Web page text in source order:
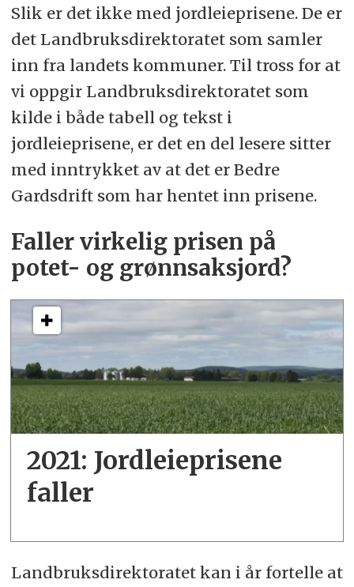
Slik er det ikke med jordleieprisene. De er
det Landbruksdirektoratet som samler
inn fra landets kommuner. Til tross for at
vi oppgir Landbruksdirektoratet som
kilde i både tabell og tekst i
jordleieprisene, er det en del lesere sitter
med inntrykket av at det er Bedre
Gardsdrift som har hentet inn prisene.
Faller virkelig prisen på
potet- og grønnsaksjord?
2021: Jordleie­prisene
faller
Landbruksdirektoratet kan i år fortelle at